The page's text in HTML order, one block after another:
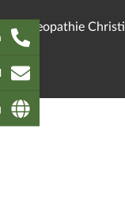
Osteopathie